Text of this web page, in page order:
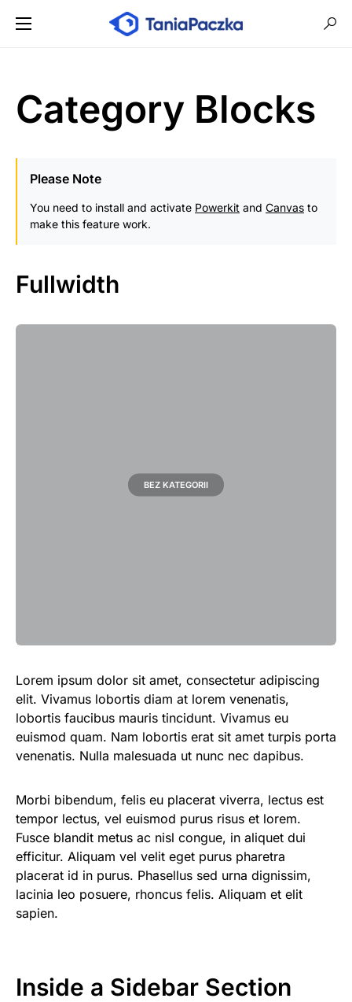
Category Blocks
Please Note
You need to install and activate Powerkit and Canvas to
make this feature work.
Fullwidth
BEZ KATEGORII
Lorem ipsum dolor sit amet, consectetur adipiscing
elit. Vivamus lobortis diam at lorem venenatis,
lobortis faucibus mauris tincidunt. Vivamus eu
euismod quam. Nam lobortis erat sit amet turpis porta
venenatis. Nulla malesuada ut nunc nec dapibus.
Morbi bibendum, felis eu placerat viverra, lectus est
tempor lectus, vel euismod purus risus et lorem.
Fusce blandit metus ac nisl congue, in aliquet dui
efficitur. Aliquam vel velit eget purus pharetra
placerat id in purus. Phasellus sed urna dignissim,
lacinia leo posuere, rhoncus felis. Aliquam et elit
sapien.
Inside a Sidebar Section